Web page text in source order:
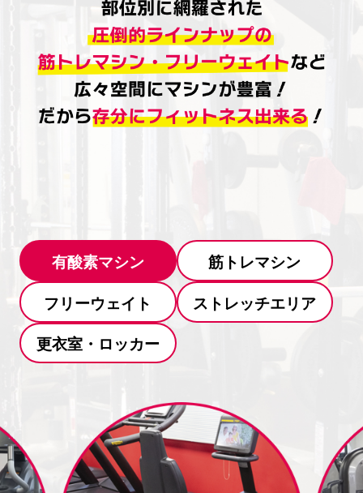
有酸素マシン 筋トレマシン
フリーウェイト ストレッチエリア
更衣室・ロッカー